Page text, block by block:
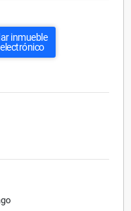
inmueble